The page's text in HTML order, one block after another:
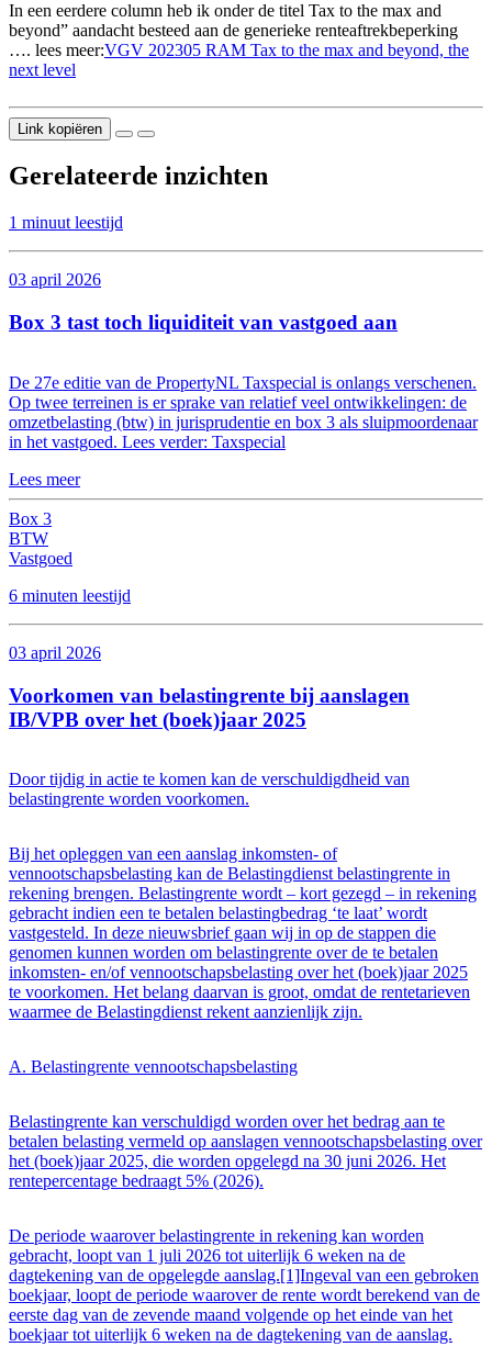
In een eerdere column heb ik onder de titel Tax to the max and
beyond” aandacht besteed aan de generieke renteaftrekbeperking
…. lees meer:VGV 202305 RAM Tax to the max and beyond, the
next level
Link kopiëren
Gerelateerde inzichten
1 minuut leestijd
03 april 2026
Box 3 tast toch liquiditeit van vastgoed aan
De 27e editie van de PropertyNL Taxspecial is onlangs verschenen.
Op twee terreinen is er sprake van relatief veel ontwikkelingen: de
omzetbelasting (btw) in jurisprudentie en box 3 als sluipmoordenaar
in het vastgoed. Lees verder: Taxspecial
Lees meer
Box 3
BTW
Vastgoed
6 minuten leestijd
03 april 2026
Voorkomen van belastingrente bij aanslagen
IB/VPB over het (boek)jaar 2025
Door tijdig in actie te komen kan de verschuldigdheid van
belastingrente worden voorkomen.
Bij het opleggen van een aanslag inkomsten- of
vennootschapsbelasting kan de Belastingdienst belastingrente in
rekening brengen. Belastingrente wordt – kort gezegd – in rekening
gebracht indien een te betalen belastingbedrag ‘te laat’ wordt
vastgesteld. In deze nieuwsbrief gaan wij in op de stappen die
genomen kunnen worden om belastingrente over de te betalen
inkomsten- en/of vennootschapsbelasting over het (boek)jaar 2025
te voorkomen. Het belang daarvan is groot, omdat de rentetarieven
waarmee de Belastingdienst rekent aanzienlijk zijn.
A. Belastingrente vennootschapsbelasting
Belastingrente kan verschuldigd worden over het bedrag aan te
betalen belasting vermeld op aanslagen vennootschapsbelasting over
het (boek)jaar 2025, die worden opgelegd na 30 juni 2026. Het
rentepercentage bedraagt 5% (2026).
De periode waarover belastingrente in rekening kan worden
gebracht, loopt van 1 juli 2026 tot uiterlijk 6 weken na de
dagtekening van de opgelegde aanslag.[1]Ingeval van een gebroken
boekjaar, loopt de periode waarover de rente wordt berekend van de
eerste dag van de zevende maand volgende op het einde van het
boekjaar tot uiterlijk 6 weken na de dagtekening van de aanslag.